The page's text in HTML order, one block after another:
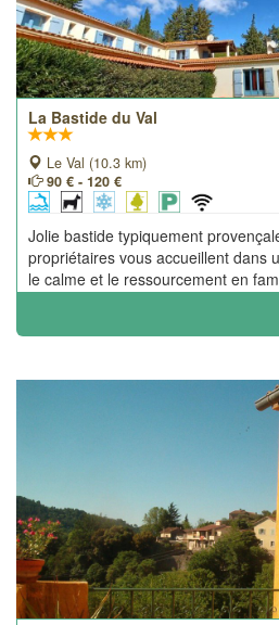
La Bastide du Val
Le Val (10.3 km)
90 € - 120 €
Jolie bastide typiquement
propriétaires vous accueillent dans
le calme et le ressourcement en